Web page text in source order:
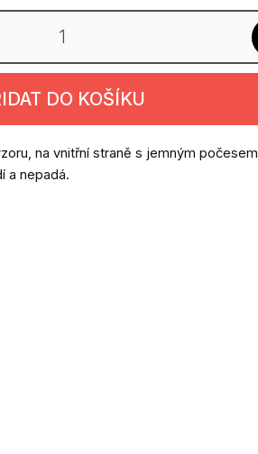
DO KOŠÍKU
na vnitřní straně s jemným počesem
a nepadá.